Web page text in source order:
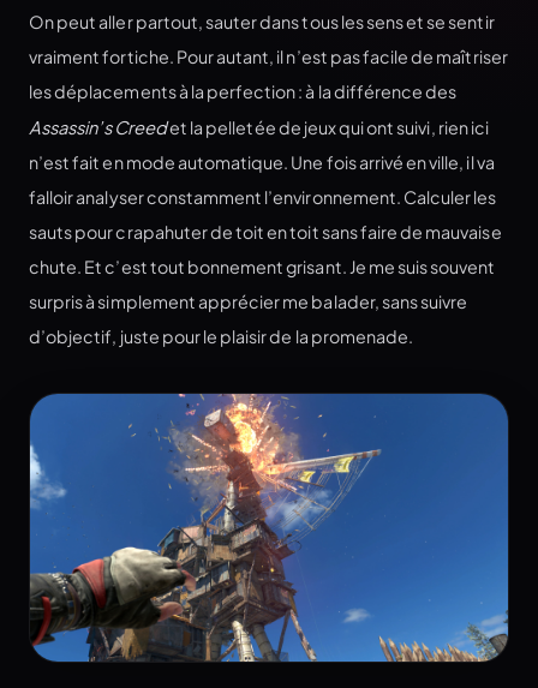
On peut aller partout, sauter dans tous les sens et se sentir
vraiment fortiche. Pour autant, il n’est pas facile de maîtriser
les déplacements à la perfection : à la différence des
Assassin’s Creedet la pelletée de jeux qui ont suivi, rien ici
n’est fait en mode automatique. Une fois arrivé en ville, il va
falloir analyser constamment l’environnement. Calculer les
sauts pour crapahuter de toit en toit sans faire de mauvaise
chute. Et c’est tout bonnement grisant. Je me suis souvent
surpris à simplement apprécier me balader, sans suivre
d’objectif, juste pour le plaisir de la promenade.